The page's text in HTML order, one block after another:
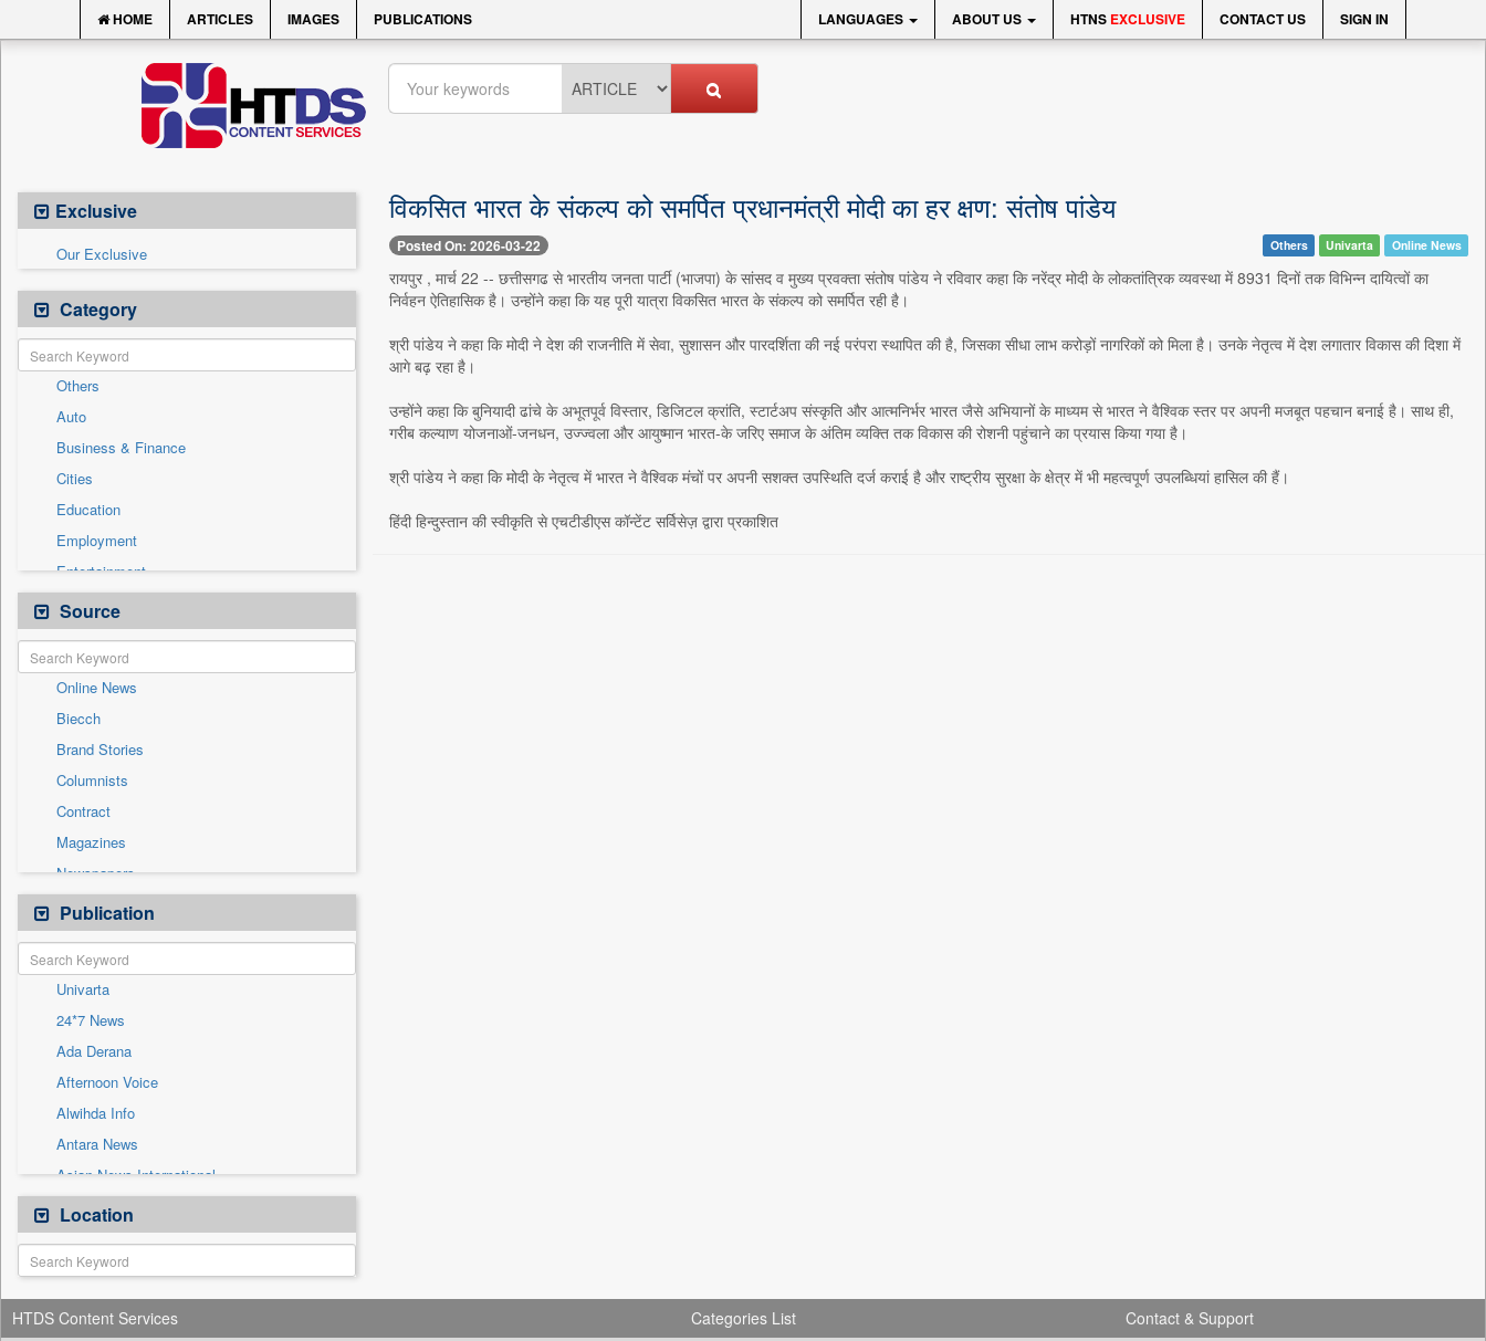
HOME ARTICLES IMAGES PUBLICATIONS LANGUAGES ABOUT US HTNS EXCLUSIVE CONTACT US SIGN IN
Exclusive
Our Exclusive
Category
Others
Auto
Business & Finance
Cities
Education
Employment
Entertainment
General News
Government News
Health & Lifestyle
International
National
Politics
Press Release
Real Estate & Construction
Sports
Technology
Travel
Source
Online News
Biecch
Brand Stories
Columnists
Contract
Magazines
Newspapers
Newswire
Patentwipo
Press Release
Sec
Solicitation
Publication
Univarta
24*7 News
Ada Derana
Afternoon Voice
Alwihda Info
Antara News
Asian News International
Astro Devam
Australian Government News
Autox
Bis Research
Bana Africa Gossips
Location
विकसित भारत के संकल्प को समर्पित प्रधानमंत्री मोदी का हर क्षण: संतोष पांडेय
Posted On: 2026-03-22 Others Univarta Online News
रायपुर , मार्च 22 -- छत्तीसगढ से भारतीय जनता पार्टी (भाजपा) के सांसद व मुख्य प्रवक्ता संतोष पांडेय ने रविवार कहा कि नरेंद्र मोदी के लोकतांत्रिक व्यवस्था में 8931 दिनों तक विभिन्न दायित्वों का
निर्वहन ऐतिहासिक है। उन्होंने कहा कि यह पूरी यात्रा विकसित भारत के संकल्प को समर्पित रही है।
श्री पांडेय ने कहा कि मोदी ने देश की राजनीति में सेवा, सुशासन और पारदर्शिता की नई परंपरा स्थापित की है, जिसका सीधा लाभ करोड़ों नागरिकों को मिला है। उनके नेतृत्व में देश लगातार विकास की दिशा में
आगे बढ़ रहा है।
उन्होंने कहा कि बुनियादी ढांचे के अभूतपूर्व विस्तार, डिजिटल क्रांति, स्टार्टअप संस्कृति और आत्मनिर्भर भारत जैसे अभियानों के माध्यम से भारत ने वैश्विक स्तर पर अपनी मजबूत पहचान बनाई है। साथ ही,
गरीब कल्याण योजनाओं-जनधन, उज्ज्वला और आयुष्मान भारत-के जरिए समाज के अंतिम व्यक्ति तक विकास की रोशनी पहुंचाने का प्रयास किया गया है।
श्री पांडेय ने कहा कि मोदी के नेतृत्व में भारत ने वैश्विक मंचों पर अपनी सशक्त उपस्थिति दर्ज कराई है और राष्ट्रीय सुरक्षा के क्षेत्र में भी महत्वपूर्ण उपलब्धियां हासिल की हैं।
हिंदी हिन्दुस्तान की स्वीकृति से एचटीडीएस कॉन्टेंट सर्विसेज़ द्वारा प्रकाशित
HTDS Content Services Categories List Contact & Support